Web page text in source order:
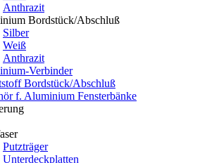
Anthrazit
Bordstück/Abschluß
Silber
Weiß
Anthrazit
Verbinder
Bordstück/Abschluß
f. Aluminium Fensterbänke
Putzträger
Unterdeckplatten